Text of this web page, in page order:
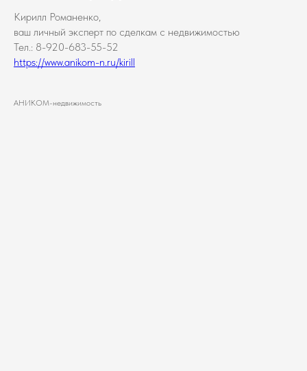
Кирилл Романенко,
ваш личный эксперт по сделкам с недвижимостью
Тел.: 8-920-683-55-52
https://www.anikom-n.ru/kirill
АНИКОМ-недвижимость